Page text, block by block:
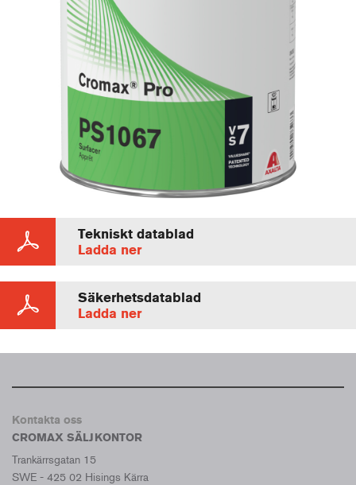
Tekniskt datablad
Ladda ner
Säkerhetsdatablad
Ladda ner
Kontakta oss
CROMAX SÄLJKONTOR
Trankärrsgatan 15
SWE - 425 02 Hisings Kärra